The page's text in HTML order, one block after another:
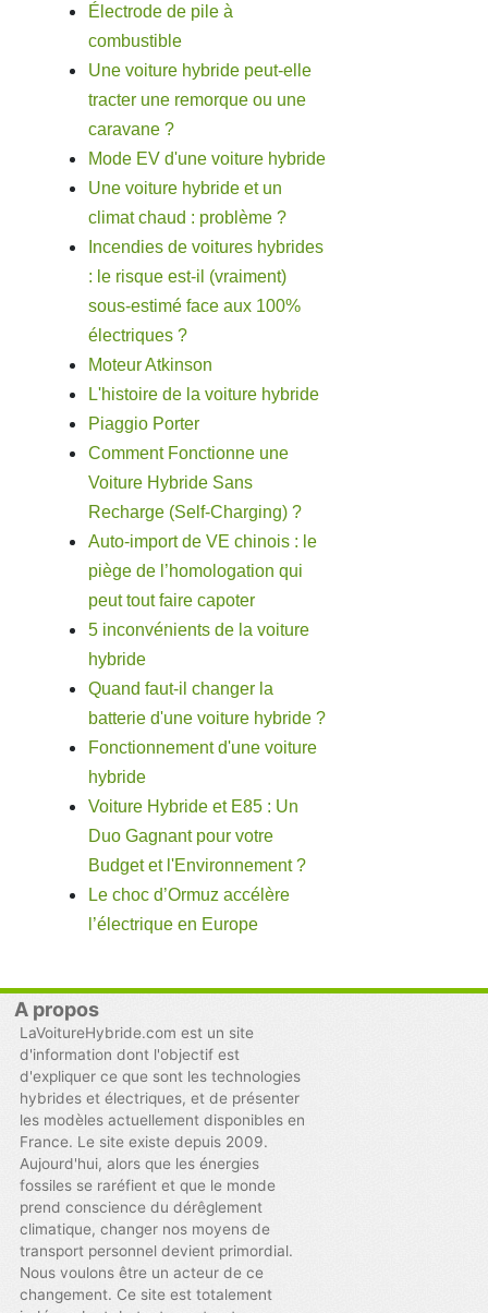
Électrode de pile à
combustible
Une voiture hybride peut-elle
tracter une remorque ou une
caravane ?
Mode EV d'une voiture hybride
Une voiture hybride et un
climat chaud : problème ?
Incendies de voitures hybrides
: le risque est-il (vraiment)
sous-estimé face aux 100%
électriques ?
Moteur Atkinson
L'histoire de la voiture hybride
Piaggio Porter
Comment Fonctionne une
Voiture Hybride Sans
Recharge (Self-Charging) ?
Auto-import de VE chinois : le
piège de l’homologation qui
peut tout faire capoter
5 inconvénients de la voiture
hybride
Quand faut-il changer la
batterie d'une voiture hybride ?
Fonctionnement d'une voiture
hybride
Voiture Hybride et E85 : Un
Duo Gagnant pour votre
Budget et l'Environnement ?
Le choc d’Ormuz accélère
l’électrique en Europe
A propos
LaVoitureHybride.com est un site
d'information dont l'objectif est
d'expliquer ce que sont les technologies
hybrides et électriques, et de présenter
les modèles actuellement disponibles en
France. Le site existe depuis 2009.
Aujourd'hui, alors que les énergies
fossiles se raréfient et que le monde
prend conscience du dérêglement
climatique, changer nos moyens de
transport personnel devient primordial.
Nous voulons être un acteur de ce
changement. Ce site est totalement